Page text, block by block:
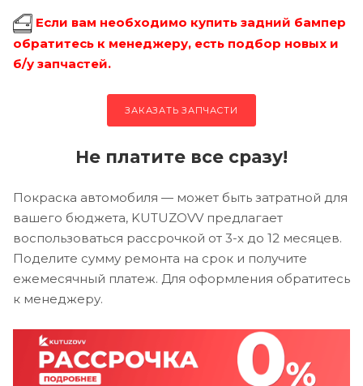
Если вам необходимо купить задний бампер
обратитесь к менеджеру, есть подбор новых и
б/у запчастей.
ЗАКАЗАТЬ ЗАПЧАСТИ
Не платите все сразу!
Покраска автомобиля — может быть затратной для
вашего бюджета, KUTUZOVV предлагает
воспользоваться рассрочкой от 3-х до 12 месяцев.
Поделите сумму ремонта на срок и получите
ежемесячный платеж. Для оформления обратитесь
к менеджеру.